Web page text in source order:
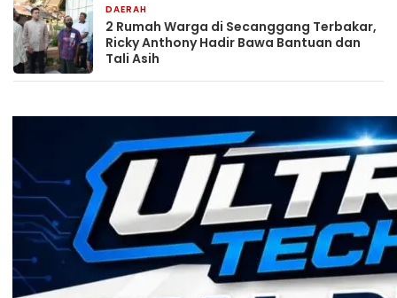
DAERAH
2 Rumah Warga di Secanggang Terbakar,
Ricky Anthony Hadir Bawa Bantuan dan
Tali Asih